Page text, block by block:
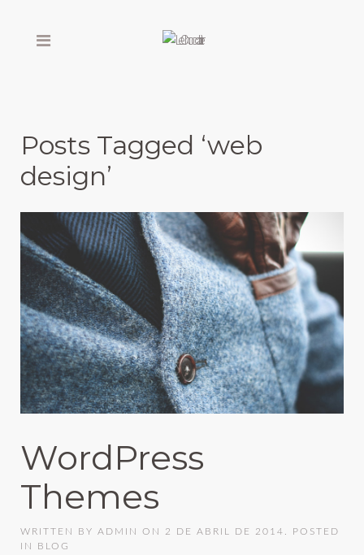
Posts Tagged ‘web
design’
WordPress
Themes
WRITTEN BY ADMIN ON 2 DE ABRIL DE 2014
. POSTED
IN BLOG